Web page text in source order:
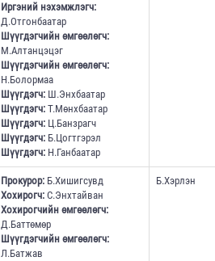
Иргэний нэхэмжлэгч:
Д.Отгонбаатар
Шүүгдэгчийн өмгөөлөгч:
М.Алтанцэцэг
Шүүгдэгчийн өмгөөлөгч:
Н.Болормаа
Шүүгдэгч:Ш.Энхбаатар
Шүүгдэгч:Т.Мөнхбаатар
Шүүгдэгч:Ц.Банзрагч
Шүүгдэгч:Б.Цогтгэрэл
Шүүгдэгч:Н.Ганбаатар
Прокурор:Б.Хишигсувд
Хохирогч:С.Энхтайван
Хохирогчийн өмгөөлөгч:
Д.Баттөмөр
Шүүгдэгчийн өмгөөлөгч:
Л.Батжав
Б.Хэрлэн